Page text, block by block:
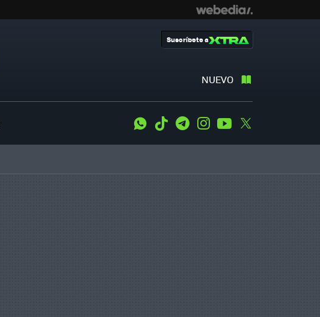
NUEVO
Suscríbete a
WhatsApp
Tiktok TelegramInstagramYoutube